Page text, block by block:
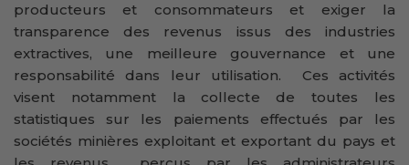
producteurs et consommateurs et exiger la
transparence des revenus issus des industries
extractives, une meilleure gouvernance et une
responsabilité dans leur utilisation. Ces activités
visent notamment la collecte de toutes les
statistiques sur les paiements effectués par les
sociétés minières exploitant et exportant du pays et